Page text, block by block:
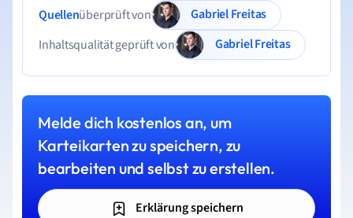
Quellenüberprüft von
Gabriel Freitas
Inhaltsqualität geprüft von
Gabriel Freitas
Melde dich kostenlos an, um
Karteikarten zu speichern, zu
bearbeiten und selbst zu erstellen.
Erklärung speichern